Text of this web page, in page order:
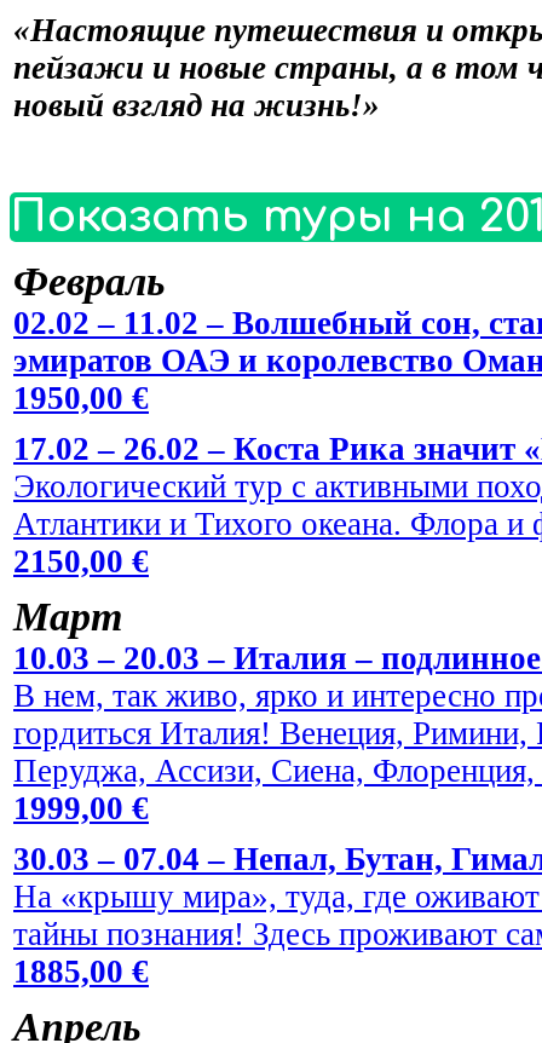
«Настоящие путешествия и
пейзажи и новые страны, а в том
новый взгляд на жизнь!»
Показать туры на
Февраль
02.02 – 11.02 – Волшебный сон,
эмиратов ОАЭ и королевство
1950,00 €
17.02 – 26.02 – Коста Рика значит
Экологический тур с активными
Атлантики и Тихого океана. Флора
2150,00 €
Maрт
10.03 – 20.03 – Италия –
В нем, так живо, ярко и интересно
гордиться Италия! Венеция,
Перуджа, Ассизи, Сиена,
1999,00 €
30.03 – 07.04 – Непал, Бутан,
На «крышу мира», туда, где
тайны познания! Здесь проживают
1885,00 €
Aпрель